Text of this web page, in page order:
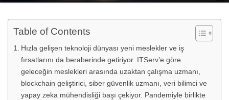
Table of Contents
Hızla gelişen teknoloji dünyası yeni meslekler ve iş
fırsatlarını da beraberinde getiriyor. ITServ’e göre
geleceğin meslekleri arasında uzaktan çalışma uzmanı,
blockchain geliştirici, siber güvenlik uzmanı, veri bilimci ve
yapay zeka mühendisliği başı çekiyor. Pandemiyle birlikte